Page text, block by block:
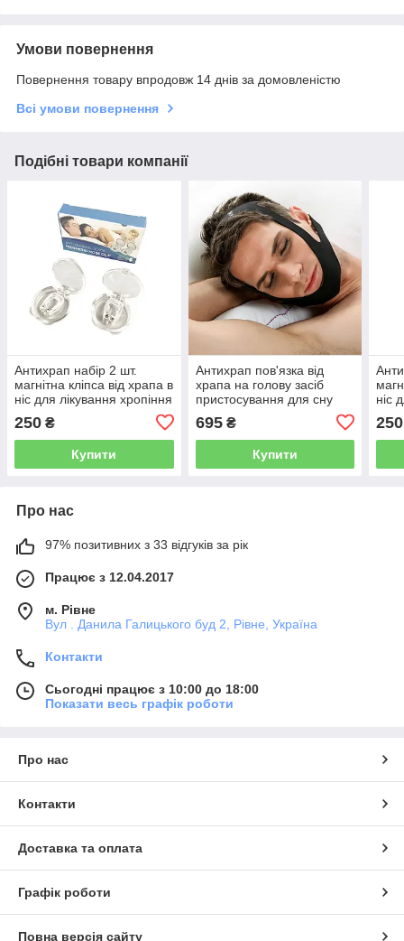
Умови повернення
Повернення товару впродовж 14 днів за домовленістю
Всі умови повернення
Подібні товари компанії
Антихрап набір 2 шт.
магнітна кліпса від храпа в
ніс для лікування хропіння
250 ₴
Купити
Антихрап пов'язка від
храпа на голову засіб
пристосування для сну
лікування храпа та Toshort
695₴
Купити
ніс
250
Про нас
97% позитивних з 33 відгуків за рік
Працює з 12.04.2017
м. Рівне
Вул . Данила Галицького буд 2, Рівне, Україна
Контакти
Сьогодні працює з 10:00 до 18:00
Показати весь графік роботи
Про нас
Контакти
Доставка та оплата
Графік роботи
Повна версія сайту